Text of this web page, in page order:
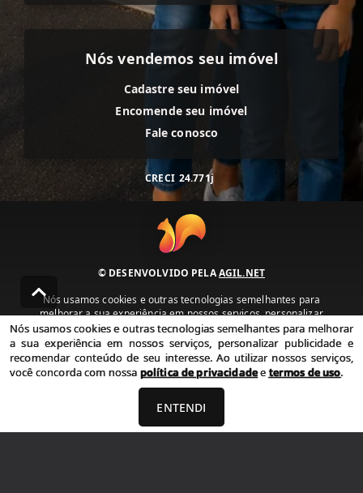
Nós vendemos seu imóvel
Cadastre seu imóvel
Encomende seu imóvel
Fale conosco
CRECI 24.771j
© DESENVOLVIDO PELAAGIL.NET
Nós usamos cookies e outras tecnologias semelhantes para
melhorar a sua experiência em nossos serviços, personalizar
publicidade e recomendar conteúdo de seu interesse. Ao utilizar
nossos serviços, você concorda com nossa política de privacidade e
termos de uso.
Política de Privacidade Termos de uso
Nós usamos cookies e outras tecnologias semelhantes para melhorar
a sua experiência em nossos serviços, personalizar publicidade e
recomendar conteúdo de seu interesse. Ao utilizar nossos serviços,
você concorda com nossa política de privacidadeetermos de uso.
ENTENDI